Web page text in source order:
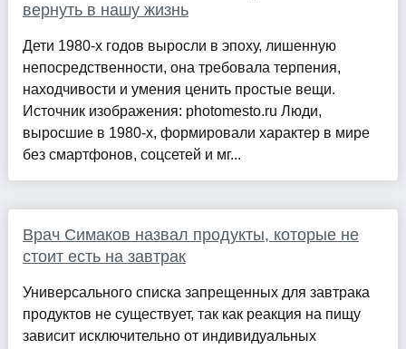
вернуть в нашу жизнь
Дети 1980-х годов выросли в эпоху, лишенную
непосредственности, она требовала терпения,
находчивости и умения ценить простые вещи.
Источник изображения: photomesto.ru Люди,
выросшие в 1980-х, формировали характер в мире
без смартфонов, соцсетей и мг...
Врач Симаков назвал продукты, которые не
стоит есть на завтрак
Универсального списка запрещенных для завтрака
продуктов не существует, так как реакция на пищу
зависит исключительно от индивидуальных